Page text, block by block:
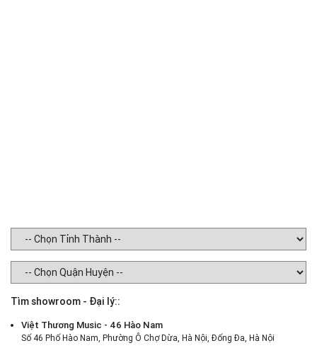
Tìm showroom - Đại lý::
Việt Thương Music - 46 Hào Nam
Số 46 Phố Hào Nam, Phường Ô Chợ Dừa, Hà Nội, Đống Đa, Hà Nội